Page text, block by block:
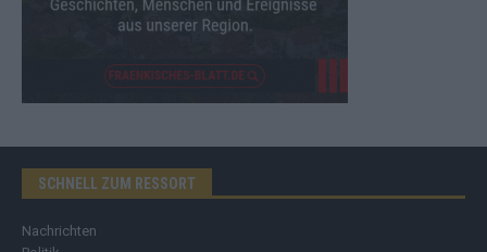
SCHNELL ZUM RESSORT
Nachrichten